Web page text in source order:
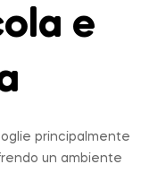
e
principalmente
un ambiente